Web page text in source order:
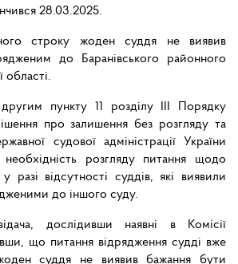
28.03.2025.
строку жоден суддя не виявив
до Баранівського районного
пункту 11 розділу III Порядку
про залишення без розгляду та
судової адміністрації України
розгляду питання щодо
разі відсутності суддів, які виявили
до іншого суду.
дослідивши наявні в Комісії
що питання відрядження судді вже
суддя не виявив бажання бути